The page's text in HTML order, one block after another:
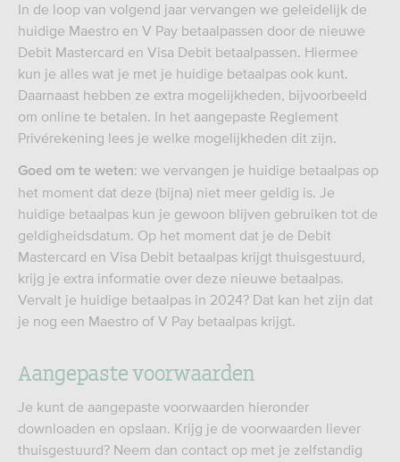
In de loop van volgend jaar vervangen we geleidelijk de
huidige Maestro en V Pay betaalpassen door de nieuwe
Debit Mastercard en Visa Debit betaalpassen. Hiermee
kun je alles wat je met je huidige betaalpas ook kunt.
Daarnaast hebben ze extra mogelijkheden, bijvoorbeeld
om online te betalen. In het aangepaste Reglement
Privérekening lees je welke mogelijkheden dit zijn.
Goed om te weten: we vervangen je huidige betaalpas op
het moment dat deze (bijna) niet meer geldig is. Je
huidige betaalpas kun je gewoon blijven gebruiken tot de
geldigheidsdatum. Op het moment dat je de Debit
Mastercard en Visa Debit betaalpas krijgt thuisgestuurd,
krijg je extra informatie over deze nieuwe betaalpas.
Vervalt je huidige betaalpas in 2024? Dat kan het zijn dat
je nog een Maestro of V Pay betaalpas krijgt.
Aangepaste voorwaarden
Je kunt de aangepaste voorwaarden hieronder
downloaden en opslaan. Krijg je de voorwaarden liever
thuisgestuurd? Neem dan contact op met je zelfstandig